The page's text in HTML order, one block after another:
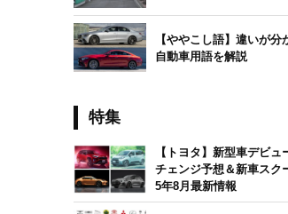
【ややこし語】違いが分
自動車用語を解説
特集
【トヨタ】新型車デビュ
チェンジ予想＆新車スク
5年8月最新情報